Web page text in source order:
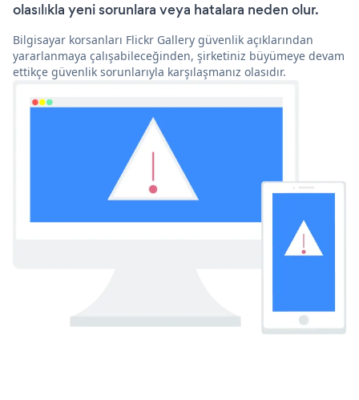
olasılıkla yeni sorunlara veya hatalara neden olur.
Bilgisayar korsanları Flickr Gallery güvenlik açıklarından
yararlanmaya çalışabileceğinden, şirketiniz büyümeye devam
ettikçe güvenlik sorunlarıyla karşılaşmanız olasıdır.